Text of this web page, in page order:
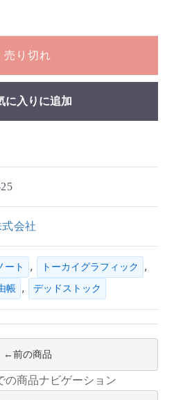
売り切れ
に入りに追加
会社
ート , トーカイグラフィック ,
帳 , デッドストック
前の商品
の商品ナビゲーション